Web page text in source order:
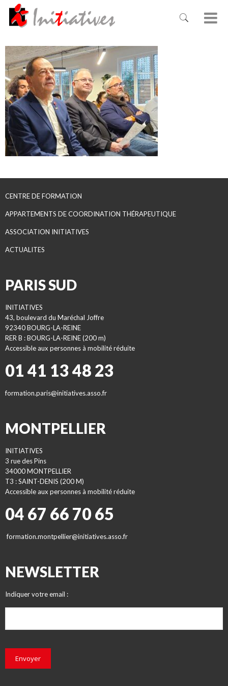
CENTRE DE FORMATION
APPARTEMENTS DE COORDINATION THÉRAPEUTIQUE
ASSOCIATION INITIATIVES
ACTUALITES
PARIS SUD
INITIATIVES
43, boulevard du Maréchal Joffre
92340 BOURG-LA-REINE
RER B : BOURG-LA-REINE (200 m)
Accessible aux personnes à mobilité réduite
01 41 13 48 23
formation.paris@initiatives.asso.fr
MONTPELLIER
INITIATIVES
3 rue des Pins
34000 MONTPELLIER
T3 : SAINT-DENIS (200 M)
Accessible aux personnes à mobilité réduite
04 67 66 70 65
formation.montpellier@initiatives.asso.fr
NEWSLETTER
Indiquer votre email :
Envoyer